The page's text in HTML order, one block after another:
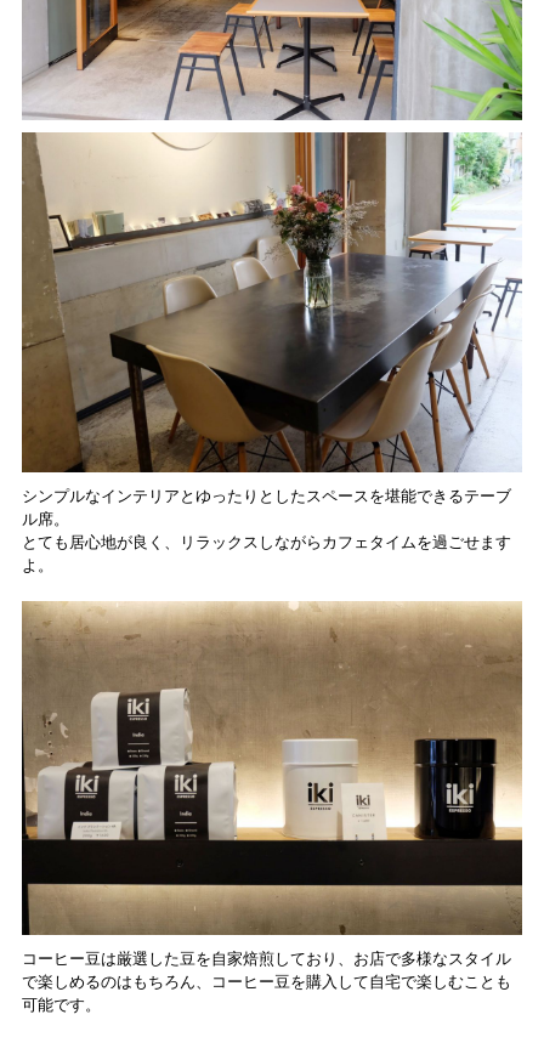
シンプルなインテリアとゆったりとしたスペースを堪能できるテーブ
ル席。
とても居心地が良く、リラックスしながらカフェタイムを過ごせます
よ。
コーヒー豆は厳選した豆を自家焙煎しており、お店で多様なスタイル
で楽しめるのはもちろん、コーヒー豆を購入して自宅で楽しむことも
可能です。